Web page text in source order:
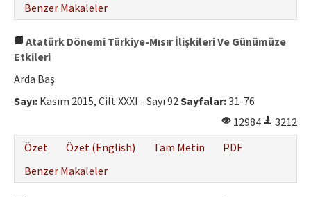
Benzer Makaleler
Atatürk Dönemi Türkiye-Mısır İlişkileri Ve Günümüze
Etkileri
Arda Baş
Sayı: Kasım 2015, Cilt XXXI - Sayı 92Sayfalar:31-76
12984
3212
Özet
Özet (English) Tam Metin
PDF
Benzer Makaleler